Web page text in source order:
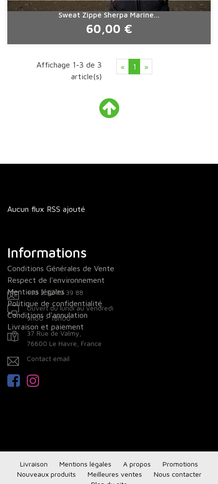
Sweat Zippé Sherpa Marine...
60,00 €
Affichage 1-3 de 3
article(s)
«Précédent
1 »Suivant
Retour
en
Aucun flux RSS ajouté
Informations
Conditions Générales de Vente
Respect de l'environnement
Mentions légales
Politique de confidentialité
Conditions d'annulation
Livraison et paiement
+33 2 32 79 39 88
Ouvert du lundi au vendredi
9h00 - 18h00
37 Rue de Valmy,
76600 Le Havre, France
Contact email
Livraison Mentions légales A propos
Promotions
Nouveaux produits
Meilleures ventes
Nous contacter